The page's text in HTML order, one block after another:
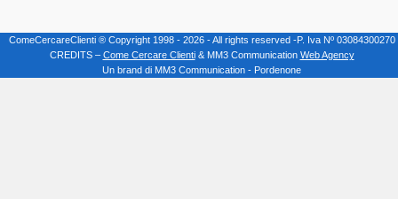
ComeCercareClienti ® Copyright 1998 - 2026 - All rights reserved -P. Iva Nº 03084300270
CREDITS – Come Cercare Clienti& MM3 Communication Web Agency
Un brand di MM3 Communication - Pordenone